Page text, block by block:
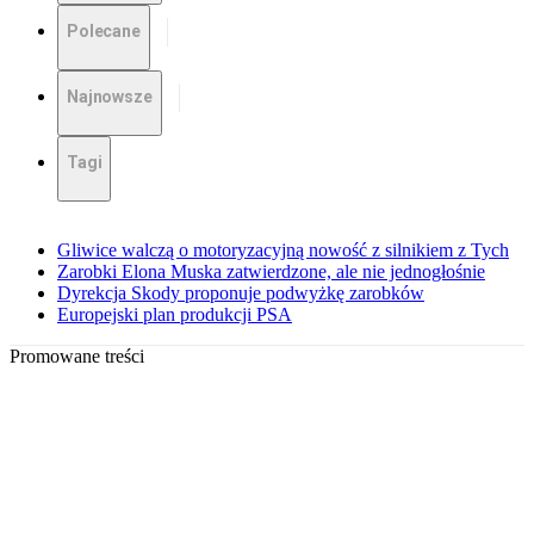
Polecane
Najnowsze
Tagi
Gliwice walczą o motoryzacyjną nowość z silnikiem z Tych
Zarobki Elona Muska zatwierdzone, ale nie jednogłośnie
Dyrekcja Skody proponuje podwyżkę zarobków
Europejski plan produkcji PSA
Promowane treści